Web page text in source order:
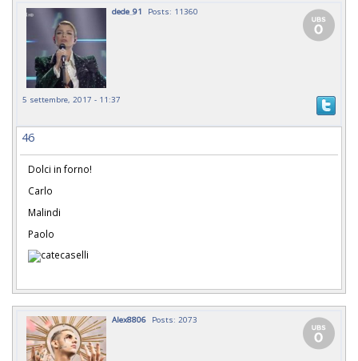
dede_91 Posts: 11360
5 settembre, 2017 - 11:37
46
Dolci in forno!
Carlo
Malindi
Paolo
Alex8806 Posts: 2073